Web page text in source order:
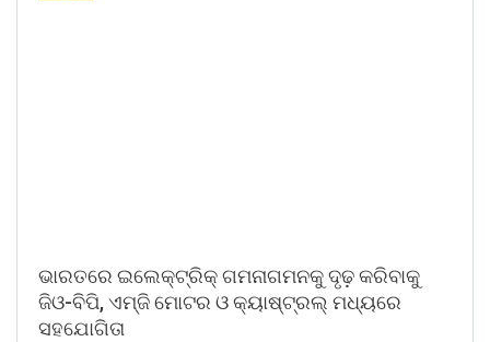
ଭାରତରେ ଇଲେକ୍ଟ୍ରିକ୍ ଗମନାଗମନକୁ ଦୃଢ଼ କରିବାକୁ
ଜିଓ-ବିପି, ଏମ୍‌ଜି ମୋଟର ଓ କ୍ୟାଷ୍ଟ୍ରଲ୍ ମଧ୍ୟରେ
ସହଯୋଗିତା